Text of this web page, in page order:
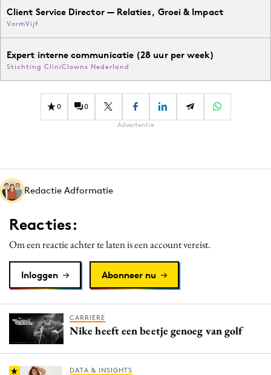
Client Service Director — Relaties, Groei & Impact
VormVijf
Expert interne communicatie (28 uur per week)
Stichting CliniClowns Nederland
0 0
Advertentie
Redactie Adformatie
Reacties:
Om een reactie achter te laten is een account vereist.
Inloggen Abonneer nu
CARRIERE
Nike heeft een beetje genoeg van golf
DATA & INSIGHTS